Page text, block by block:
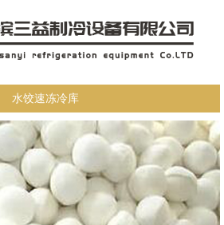
水饺速冻冷库